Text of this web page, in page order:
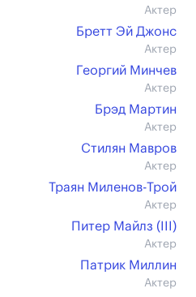
Актер
Бретт Эй Джонс
Актер
Георгий Минчев
Актер
Брэд Мартин
Актер
Стилян Мавров
Актер
Траян Миленов-Трой
Актер
Питер Майлз (III)
Актер
Патрик Миллин
Актер